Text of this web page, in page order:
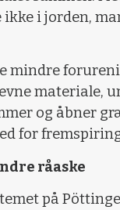
i jorden,
mindre
materiale,
og åbner
for
råaske
på